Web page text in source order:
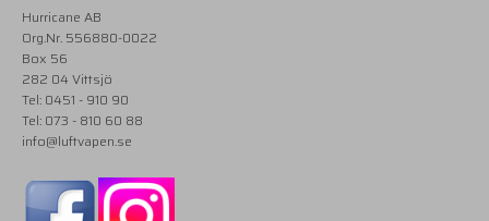
Hurricane AB
Org.Nr. 556880-0022
Box 56
282 04 Vittsjö
Tel: 0451 - 910 90
Tel: 073 - 810 60 88
info@luftvapen.se